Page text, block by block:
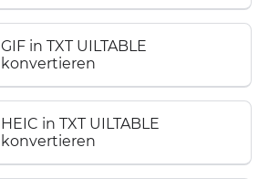
GIF in TXT UILTABLE
konvertieren
HEIC in TXT UILTABLE
konvertieren